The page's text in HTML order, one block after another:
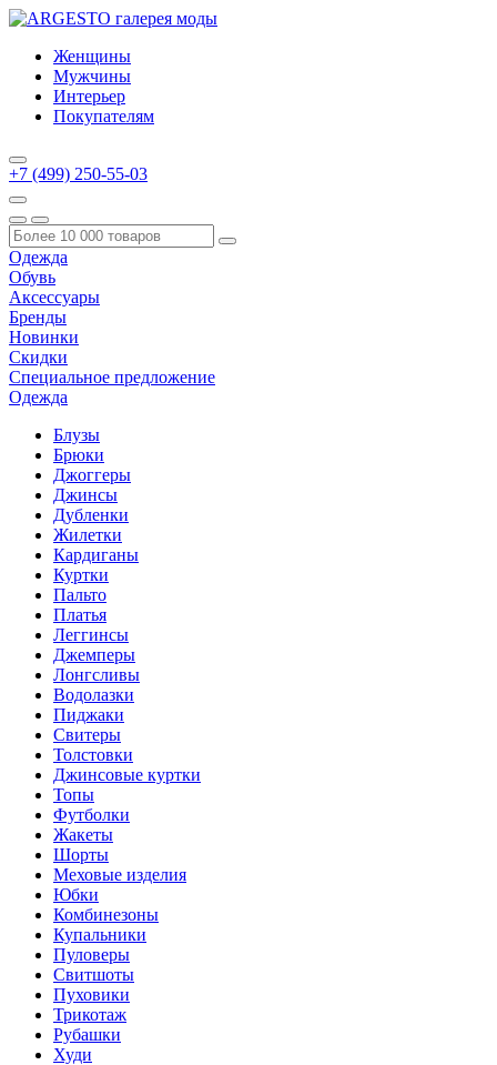
Женщины
Мужчины
Интерьер
Покупателям
+7 (499) 250-55-03
Одежда
Обувь
Аксессуары
Бренды
Новинки
Скидки
Специальное предложение
Одежда
Блузы
Брюки
Джоггеры
Джинсы
Дубленки
Жилетки
Кардиганы
Куртки
Пальто
Платья
Леггинсы
Джемперы
Лонгсливы
Водолазки
Пиджаки
Свитеры
Толстовки
Джинсовые куртки
Топы
Футболки
Жакеты
Шорты
Меховые изделия
Юбки
Комбинезоны
Купальники
Пуловеры
Свитшоты
Пуховики
Трикотаж
Рубашки
Худи